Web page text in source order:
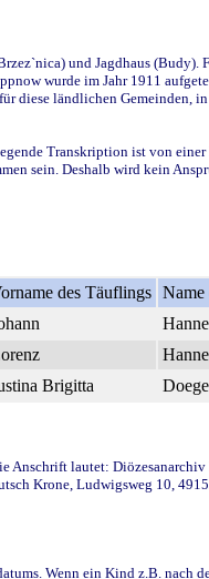
und Jagdhaus
wurde im Jahr 1911
ländlichen Gemeinden,
Transkription ist von
sein. Deshalb wird kein
des Täuflings Name
Brigitta Doege
lautet:
Krone, Ludwigsweg 10,
Wenn ein Kind z.B. nach